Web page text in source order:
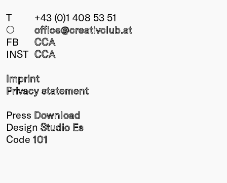
T
+43 (0)1 408 53 51
○
office@creativclub.at
FB
CCA
INST CCA
Imprint
Privacy statement
Press Download
Design Studio Es
Code 101